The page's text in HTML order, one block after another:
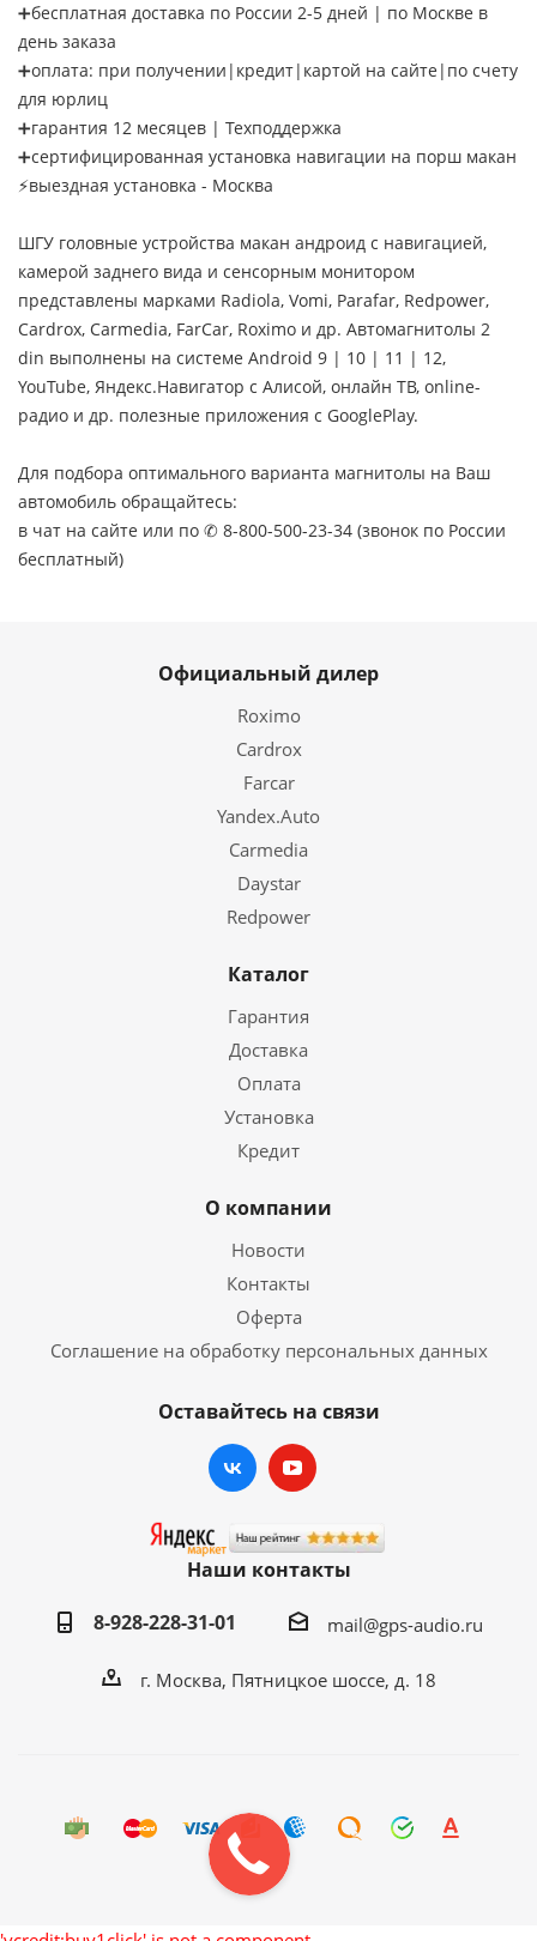
➕бесплатная доставка по России 2-5 дней | по Москве в
день заказа
➕оплата: при получении|кредит|картой на сайте|по счету
для юрлиц
➕гарантия 12 месяцев | Техподдержка
➕сертифицированная установка навигации на порш макан
⚡выездная установка - Москва
ШГУ головные устройства макан андроид с навигацией,
камерой заднего вида и сенсорным монитором
представлены марками Radiola, Vomi, Parafar, Redpower,
Cardrox, Carmedia, FarCar, Roximo и др. Автомагнитолы 2
din выполнены на системе Android 9 | 10 | 11 | 12,
YouTube, Яндекс.Навигатор с Алисой, онлайн ТВ, online-
радио и др. полезные приложения с GooglePlay.
Для подбора оптимального варианта магнитолы на Ваш
автомобиль обращайтесь:
в чат на сайте или по ✆ 8-800-500-23-34 (звонок по России
бесплатный)
Официальный дилер
Roximo
Cardrox
Farcar
Yandex.Auto
Carmedia
Daystar
Redpower
Каталог
Гарантия
Доставка
Оплата
Установка
Кредит
О компании
Новости
Контакты
Оферта
Соглашение на обработку персональных данных
Оставайтесь на связи
Наши контакты
8-928-228-31-01
mail@gps-audio.ru
г. Москва, Пятницкое шоссе, д. 18